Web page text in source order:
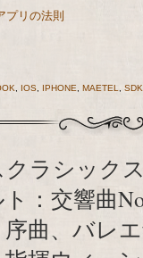
プリの法則
IOS IPHONE MAETEL SDK
ラシック
：交響曲
曲、バレ